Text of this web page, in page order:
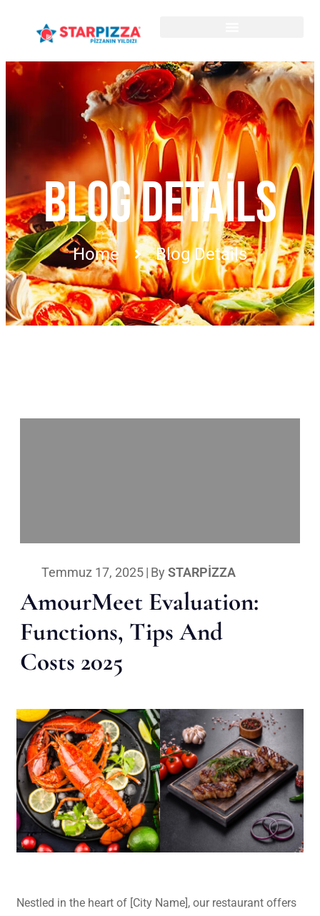
BLOG DETAILS
Home Blog Details
Temmuz 17, 2025| By STARPIZZA
AmourMeet Evaluation:
Functions, Tips And
Costs 2025
Nestled in the heart of [City Name], our restaurant offers